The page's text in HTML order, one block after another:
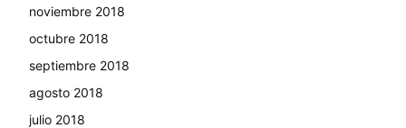
noviembre 2018
octubre 2018
septiembre 2018
agosto 2018
julio 2018